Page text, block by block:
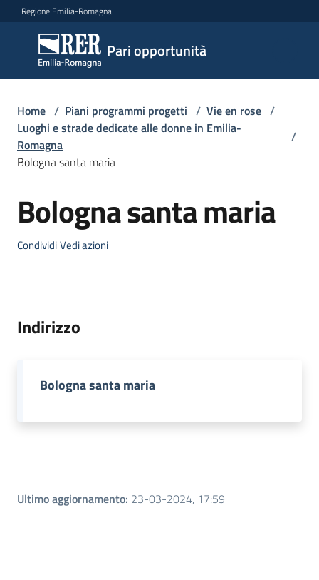
Vai al contenuto
Vai alla navigazione
Vai al footer
Regione Emilia-Romagna
Pari opportunità
Pari
opportunità
Argomenti
Servizi
Progetti
Home / Piani programmi progetti / Vie en rose /
Luoghi e strade dedicate alle donne in Emilia-
Romagna
/
Bologna santa maria
Salta al contenuto
Bologna santa maria
CondividiVedi azioni
Indirizzo
Bologna santa maria
Ultimo aggiornamento: 23-03-2024, 17:59